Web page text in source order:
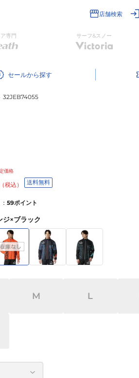
店舗検索
専門 サーフ&スノー
セール
32JEB74055
価格
（税込） 送料無料
59ポイント
ジ×ブラック
M L